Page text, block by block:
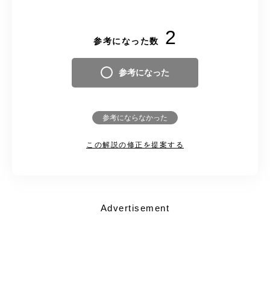
参考になった数 2
参考になった
参考にならなかった
この解説の修正を提案する
Advertisement